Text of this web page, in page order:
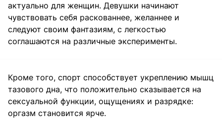
актуально для женщин. Девушки начинают
чувствовать себя раскованнее, желаннее и
следуют своим фантазиям, с легкостью
соглашаются на различные эксперименты.
Кроме того, спорт способствует укреплению мышц
тазового дна, что положительно сказывается на
сексуальной функции, ощущениях и разрядке:
оргазм становится ярче.